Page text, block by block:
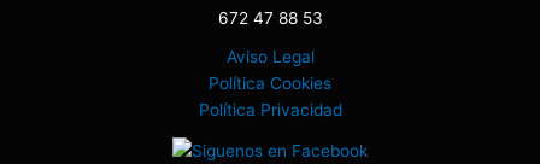
672 47 88 53
Aviso Legal
Política Cookies
Política Privacidad